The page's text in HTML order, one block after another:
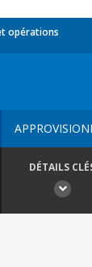
opérations
DÉTAILS